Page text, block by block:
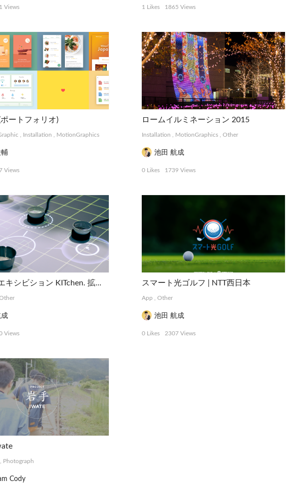
Views 1 Likes 1865 Views
,Other
ートフォリオ)
Installation MotionGraphics
Views
ロームイルミネーション 2015
Installation MotionGraphics ,Other
池田 航成
0 Likes 1739 Views
料理体験エキシビション KITchen. 拡張する料理 | Infobhn Design Labo.
Views
スマート光ゴルフ | NTT西日本
App ,Other
池田 航成
0 Likes 2307 Views
Photograph
Cody